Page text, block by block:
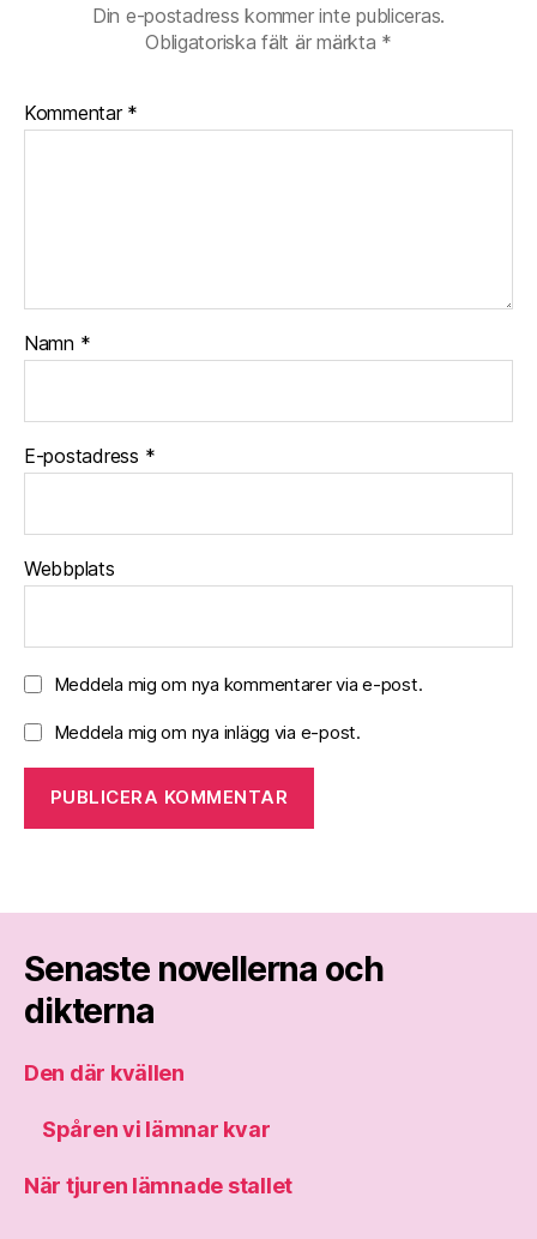
Din e-postadress kommer inte publiceras.
Obligatoriska fält är märkta *
Kommentar *
Namn *
E-postadress *
Webbplats
Meddela mig om nya kommentarer via e-post.
Meddela mig om nya inlägg via e-post.
Senaste novellerna och
dikterna
Den där kvällen
Spåren vi lämnar kvar
När tjuren lämnade stallet